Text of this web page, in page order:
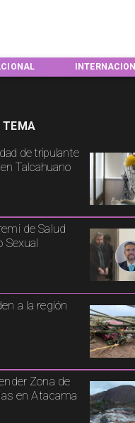
DEPORTES
de tripulante
Talcahuano
de Salud
Sexual
a la región
Zona de
en Atacama
TEMA